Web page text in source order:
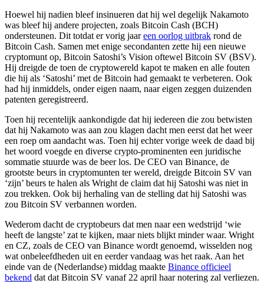
Hoewel hij nadien bleef insinueren dat hij wel degelijk Nakamoto
was bleef hij andere projecten, zoals Bitcoin Cash (BCH)
ondersteunen. Dit totdat er vorig jaareen oorlog uitbrak rond de
Bitcoin Cash. Samen met enige secondanten zette hij een nieuwe
cryptomunt op, Bitcoin Satoshi’s Vision oftewel Bitcoin SV (BSV).
Hij dreigde de toen de cryptowereld kapot te maken en alle fouten
die hij als ‘Satoshi’ met de Bitcoin had gemaakt te verbeteren. Ook
had hij inmiddels, onder eigen naam, naar eigen zeggen duizenden
patenten geregistreerd.
Toen hij recentelijk aankondigde dat hij iedereen die zou betwisten
dat hij Nakamoto was aan zou klagen dacht men eerst dat het weer
een roep om aandacht was. Toen hij echter vorige week de daad bij
het woord voegde en diverse crypto-prominenten een juridische
sommatie stuurde was de beer los. De CEO van Binance, de
grootste beurs in cryptomunten ter wereld, dreigde Bitcoin SV van
‘zijn’ beurs te halen als Wright de claim dat hij Satoshi was niet in
zou trekken. Ook bij herhaling van de stelling dat hij Satoshi was
zou Bitcoin SV verbannen worden.
Wederom dacht de cryptobeurs dat men naar een wedstrijd ‘wie
heeft de langste’ zat te kijken, maar niets blijkt minder waar. Wright
en CZ, zoals de CEO van Binance wordt genoemd, wisselden nog
wat onbeleefdheden uit en eerder vandaag was het raak. Aan het
einde van de (Nederlandse) middag maakte Binance officieel
bekend dat dat Bitcoin SV vanaf 22 april haar notering zal verliezen.